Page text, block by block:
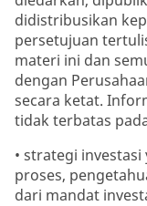
didistribusikan
persetujuan
materi ini dan
dengan
secara ketat.
tidak terbatas
• strategi
proses,
dari mandat